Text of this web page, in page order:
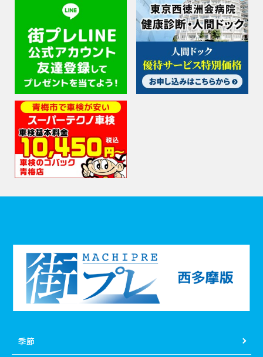
季節